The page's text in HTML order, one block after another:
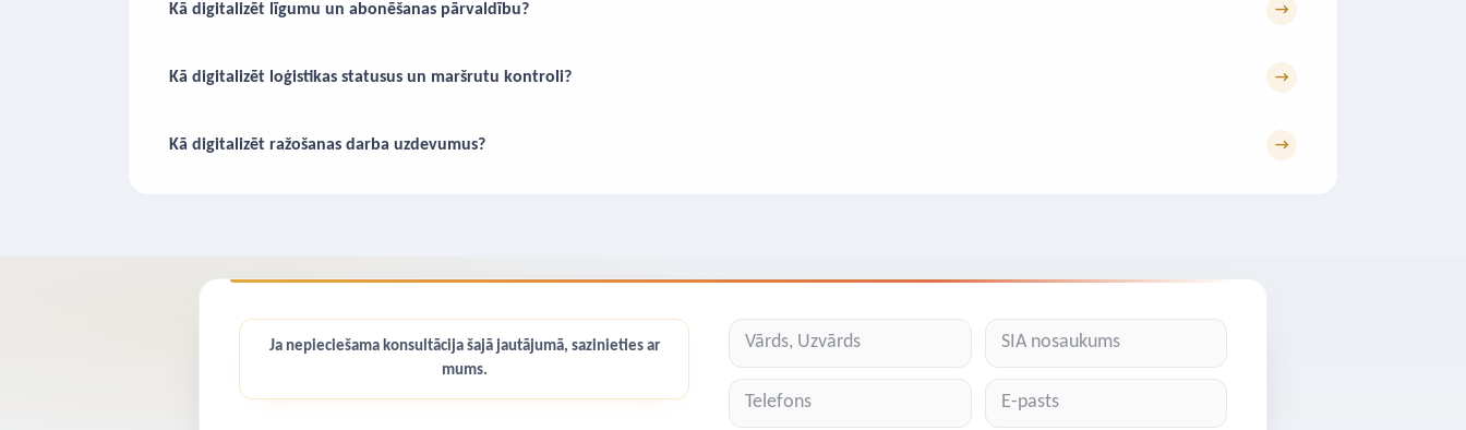
Kā digitalizēt līgumu un abonēšanas pārvaldību? →
Kā digitalizēt loģistikas statusus un maršrutu kontroli? →
Kā digitalizēt ražošanas darba uzdevumus? →
Ja nepieciešama konsultācija šajā jautājumā, sazinieties ar
mums.